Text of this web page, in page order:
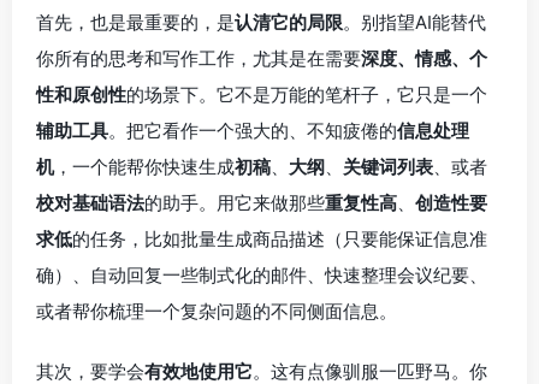
首先，也是最重要的，是认清它的局限。别指望AI能替代
你所有的思考和写作工作，尤其是在需要深度、情感、个
性和原创性的场景下。它不是万能的笔杆子，它只是一个
辅助工具。把它看作一个强大的、不知疲倦的信息处理
机，一个能帮你快速生成初稿 大纲 关键词列表 、或者
校对基础语法的助手。用它来做那些重复性高
创造性要
求低的任务，比如批量生成商品描述（只要能保证信息准
确）、自动回复一些制式化的邮件、快速整理会议纪要、
或者帮你梳理一个复杂问题的不同侧面信息。
其次，要学会有效地使用它。这有点像驯服一匹野马。你